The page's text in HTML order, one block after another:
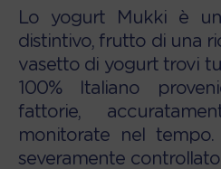
Lo yogurt Mukki è
distintivo, frutto di una
vasetto di yogurt trovi
100% Italiano
fattorie,
monitorate nel
severamente